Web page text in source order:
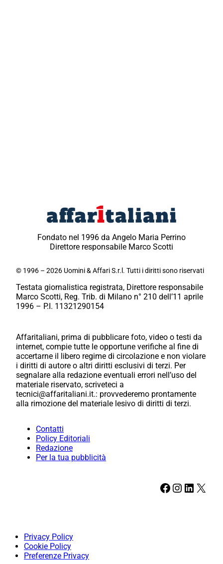
Fondato nel 1996 da Angelo Maria Perrino
Direttore responsabile Marco Scotti
© 1996 – 2026 Uomini & Affari S.r.l. Tutti i diritti sono riservati
Testata giornalistica registrata, Direttore responsabile
Marco Scotti, Reg. Trib. di Milano n° 210 dell’11 aprile
1996 – P.I. 11321290154
Affaritaliani, prima di pubblicare foto, video o testi da
internet, compie tutte le opportune verifiche al fine di
accertarne il libero regime di circolazione e non violare
i diritti di autore o altri diritti esclusivi di terzi. Per
segnalare alla redazione eventuali errori nell’uso del
materiale riservato, scriveteci a
tecnici@affaritaliani.it.: provvederemo prontamente
alla rimozione del materiale lesivo di diritti di terzi.
Contatti
Policy Editoriali
Redazione
Per la tua pubblicità
Facebook Instagram LinkedIn X
Privacy Policy
Cookie Policy
Preferenze Privacy